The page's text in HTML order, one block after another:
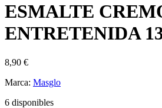
ESMALTE
ENTRETENIDA
8,90 €
Marca: Masglo
6 disponibles